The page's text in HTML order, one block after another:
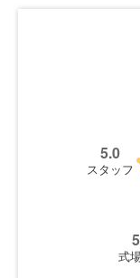
式
5.0
スタッフ